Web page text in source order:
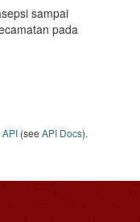
sampai
pada
API (see API Docs).